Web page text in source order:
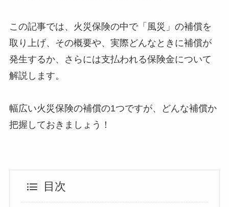
この記事では、火災保険の中で「風災」の補償を
取り上げ、その概要や、実際どんなときに補償が
発生するか、さらには支払われる保険金について
解説します。
幅広い火災保険の補償の1つですが、どんな補償か
把握しておきましょう！
目次